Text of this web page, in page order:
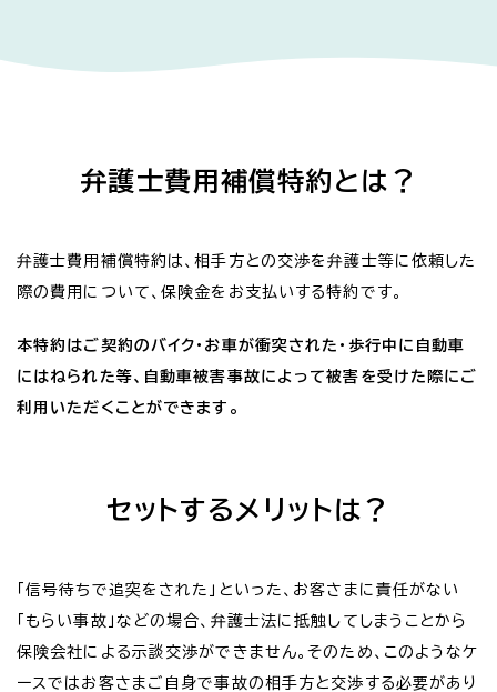
弁護士費用補償特約とは？
弁護士費用補償特約は、相手方との交渉を弁護士等に依頼した
際の費用について、保険金をお支払いする特約です。
本特約はご契約のバイク・お車が衝突された・歩行中に自動車
にはねられた等、自動車被害事故によって被害を受けた際にご
利用いただくことができます。
セットするメリットは？
「信号待ちで追突をされた」といった、お客さまに責任がない
「もらい事故」などの場合、弁護士法に抵触してしまうことから
保険会社による示談交渉ができません。そのため、このようなケ
ースではお客さまご自身で事故の相手方と交渉する必要があり